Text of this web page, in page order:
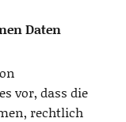
Daten
vor, dass die
rechtlich